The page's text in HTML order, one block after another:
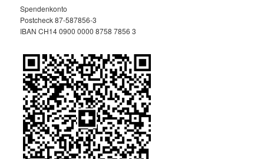
Spendenkonto
Postcheck 87-587856-3
IBAN CH14 0900 0000 8758 7856 3